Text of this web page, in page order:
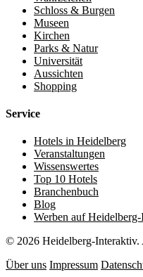
Schloss & Burgen
Museen
Kirchen
Parks & Natur
Universität
Aussichten
Shopping
Service
Hotels in Heidelberg
Veranstaltungen
Wissenswertes
Top 10 Hotels
Branchenbuch
Blog
Werben auf
© 2026 Heidelberg-Interaktiv.
Über uns Impressum